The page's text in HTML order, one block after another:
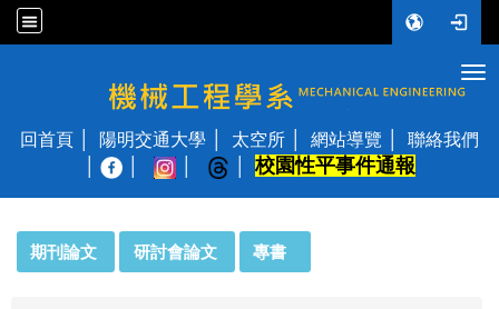
國立陽明交通大學 機械工程學系
回首頁 陽明交通大學 太空所 網站導覽
聯絡我們
校園性平事件通報
期刊論文 研討會論文 專書